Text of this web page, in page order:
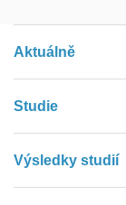
Aktuálně
Studie
Výsledky studií